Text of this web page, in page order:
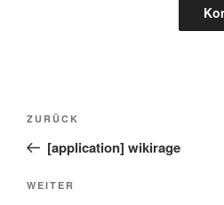
Beitragsnavigation
Vorheriger
Beitrag
ZURÜCK
[application] wikirage
Nächster
WEITER